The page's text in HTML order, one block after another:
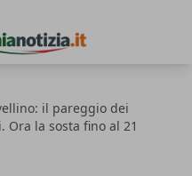
il pareggio dei
Ora la sosta fino al 21